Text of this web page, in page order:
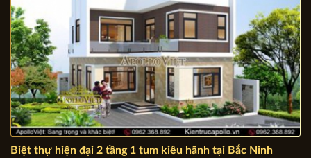
Biệt thự hiện đại 2 tầng 1 tum kiêu hãnh tại Bắc Ninh